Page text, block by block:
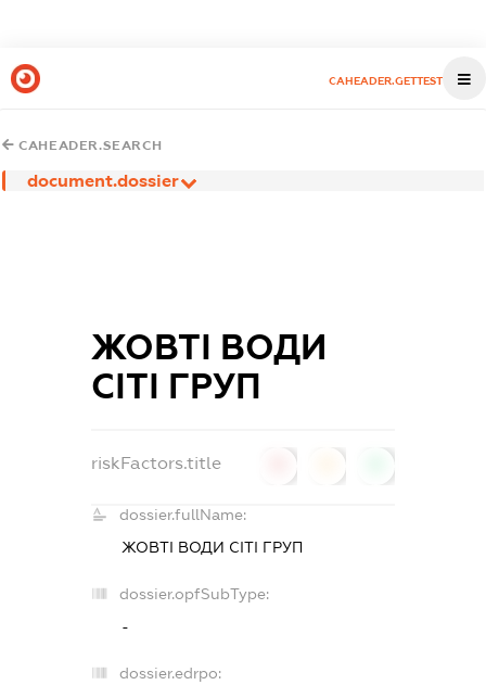
CAHEADER.GETTEST
CAHEADER.SEARCH
document.dossier
ЖОВТІ ВОДИ
СІТІ ГРУП
riskFactors.title
dossier.fullName:
ЖОВТІ ВОДИ СІТІ ГРУП
dossier.opfSubType:
-
dossier.edrpo: